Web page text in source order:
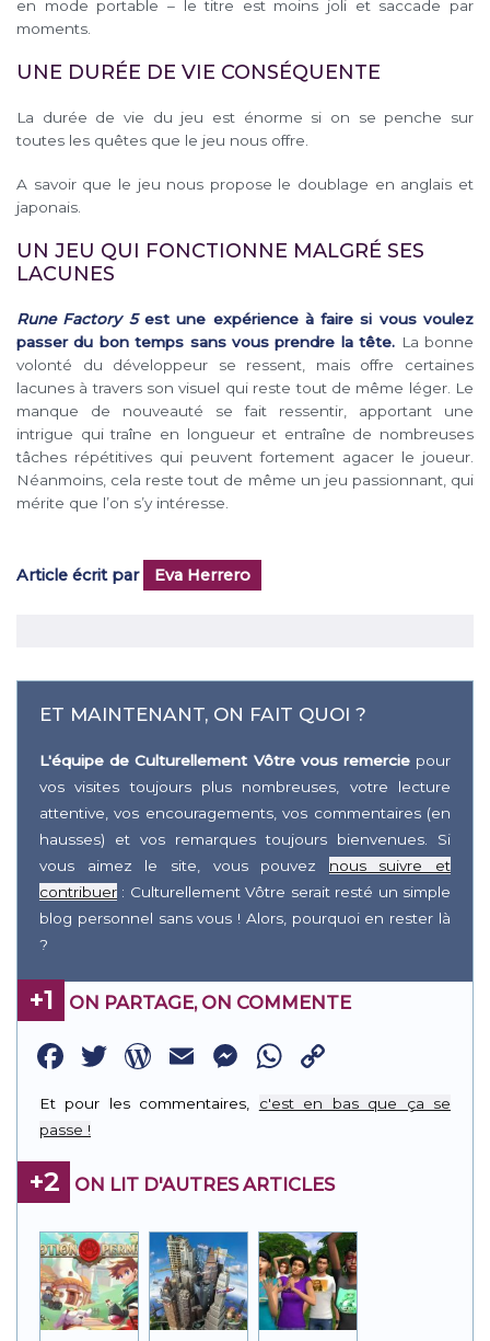
en mode portable – le titre est moins joli et saccade par
moments.
UNE DURÉE DE VIE CONSÉQUENTE
La durée de vie du jeu est énorme si on se penche sur
toutes les quêtes que le jeu nous offre.
A savoir que le jeu nous propose le doublage en anglais et
japonais.
UN JEU QUI FONCTIONNE MALGRÉ SES
LACUNES
Rune Factory 5est une expérience à faire si vous voulez
passer du bon temps sans vous prendre la tête. La bonne
volonté du développeur se ressent, mais offre certaines
lacunes à travers son visuel qui reste tout de même léger. Le
manque de nouveauté se fait ressentir, apportant une
intrigue qui traîne en longueur et entraîne de nombreuses
tâches répétitives qui peuvent fortement agacer le joueur.
Néanmoins, cela reste tout de même un jeu passionnant, qui
mérite que l’on s’y intéresse.
Article écrit par Eva Herrero
ET MAINTENANT, ON FAIT QUOI ?
L'équipe de Culturellement Vôtre vous remerciepour
vos visites toujours plus nombreuses, votre lecture
attentive, vos encouragements, vos commentaires (en
hausses) et vos remarques toujours bienvenues. Si
vous aimez le site, vous pouvez nous suivre et
contribuer : Culturellement Vôtre serait resté un simple
blog personnel sans vous ! Alors, pourquoi en rester là
?
+1 ON PARTAGE, ON COMMENTE
Facebook
Twitter
WordPress
EmailMessenger
WhatsApp
Link
Et pour les commentaires, c'est en bas que ça se
passe !
+2 ON LIT D'AUTRES ARTICLES